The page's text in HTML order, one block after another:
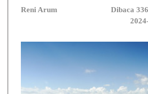
Reni Arum
Dibaca